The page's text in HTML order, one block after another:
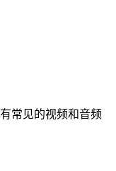
常见的视频和音频